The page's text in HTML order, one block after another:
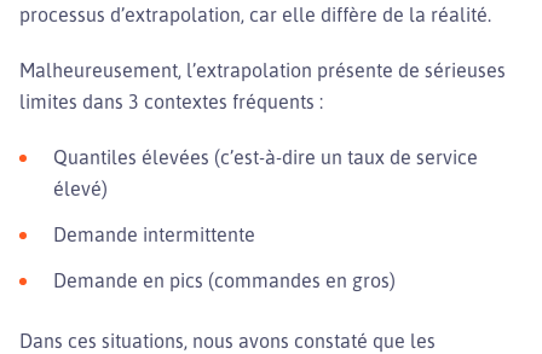
processus d’extrapolation, car elle diffère de la réalité.
Malheureusement, l’extrapolation présente de sérieuses
limites dans 3 contextes fréquents :
Quantiles élevées (c’est-à-dire un taux de service
élevé)
Demande intermittente
Demande en pics (commandes en gros)
Dans ces situations, nous avons constaté que les